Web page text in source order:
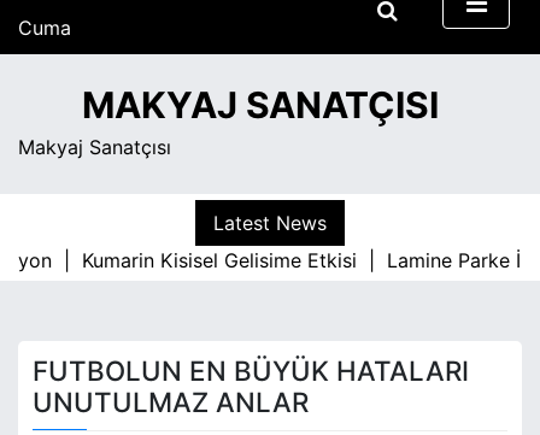
Cuma
Ağustos 7, 2026
4:02 amMAKYAJ SANATÇISI
Makyaj Sanatçısı
Latest News
|
Kumarin Kisisel Gelisime Etkisi | Lamine Parke İle
FUTBOLUN EN BÜYÜK HATALARI
UNUTULMAZ ANLAR